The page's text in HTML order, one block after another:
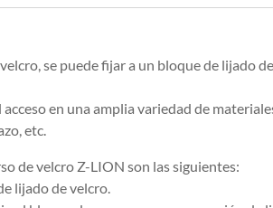
se puede fijar a un bloque de lijado de
en una amplia variedad de
etc.
de velcro Z-LION son las siguientes:
lijado de velcro.